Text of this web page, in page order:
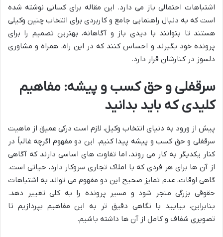
اشتباهات احتمالی باز می دارد. این مقاله برای کسانی نوشته شده
است که به دنبال راهنمایی جامع و کاربردی برای انتخاب چنین وکیلی
هستند تا بتوانند با دیدی باز و آگاهانه، بهترین تصمیم را برای
پرونده خود بگیرند و احساس کنند که در این راه، همراه و مشاوری
دلسوز در کنارشان قرار دارد.
سرقفلی و حق کسب و پیشه: مفاهیم
کلیدی که باید بدانید
پیش از ورود به دنیای انتخاب وکیل، لازم است درکی عمیق از ماهیت
سرقفلی و حق کسب و پیشه پیدا کنیم. این دو مفهوم اگرچه غالباً در
کنار یکدیگر به کار می روند، اما تفاوت های اساسی دارند که آگاهی
از آن ها برای هر فردی که با املاک تجاری سروکار دارد، حیاتی است.
گاهی اوقات، عدم تمایز صحیح این دو مفهوم می تواند به اشتباهات
حقوقی بزرگی منجر شود و مسیر پرونده را به کلی تغییر دهد.
بنابراین، بیایید با نگاهی دقیق تر به این مفاهیم بپردازیم تا
تصویری شفاف و کامل از آن ها داشته باشیم.